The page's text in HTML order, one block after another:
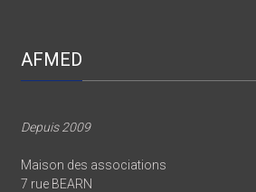
AFMED
Depuis 2009
Maison des associations
7 rue BEARN